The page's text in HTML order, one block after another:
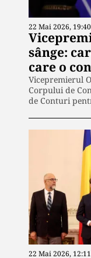
22 Mai 2026, 19:40
sânge:
care o
Vicepremierul
Corpului de
de Conturi
22 Mai 2026, 12:11